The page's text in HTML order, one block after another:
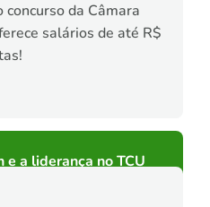
da Câmara
salários de até R$
a liderança no TCU